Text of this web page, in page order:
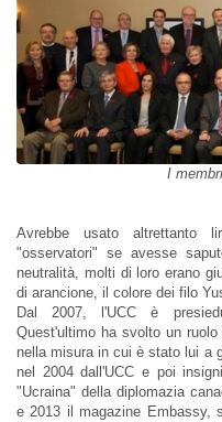
I
Avrebbe usato altrettanto
"osservatori" se avesse
neutralità, molti di loro erano
di arancione, il colore dei filo
Dal 2007, l'UCC è
Quest'ultimo ha svolto un
nella misura in cui è stato lui a
nel 2004 dall'UCC e poi
"Ucraina" della diplomazia
e 2013 il magazine Embassy,